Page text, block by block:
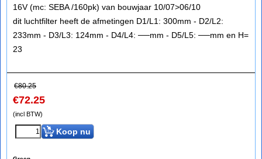
16V (mc: SEBA /160pk) van bouwjaar 10/07>06/10
dit luchtfilter heeft de afmetingen D1/L1: 300mm - D2/L2:
233mm - D3/L3: 124mm - D4/L4: ──mm - D5/L5: ──mm en H=
23
€80.25
€72.25
(incl BTW)
Koop nu